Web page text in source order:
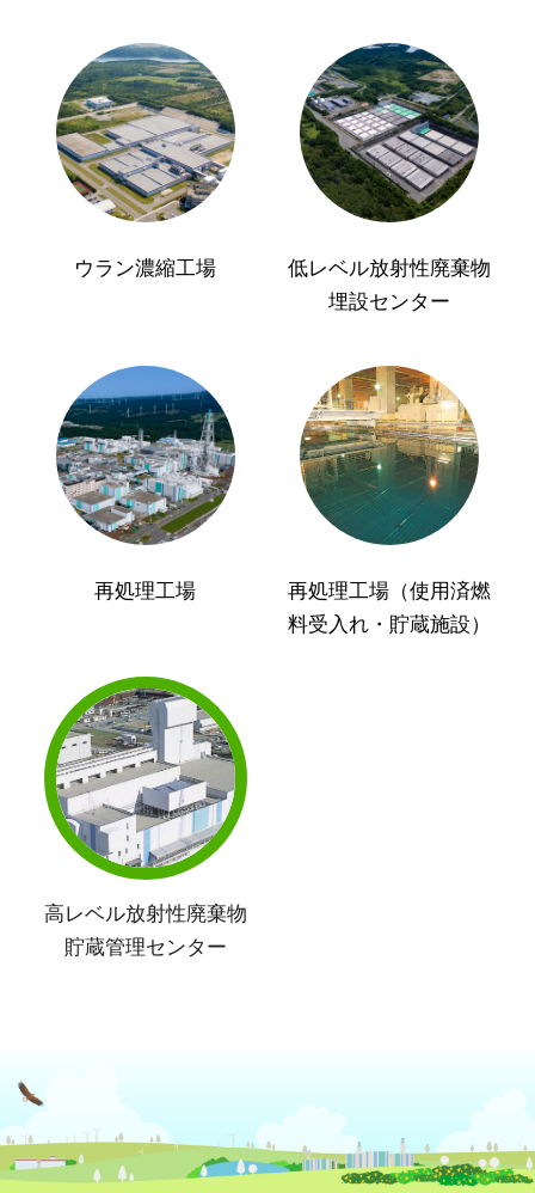
ウラン濃縮工場
低レベル放射性廃棄物
埋設センター
再処理工場
再処理工場（使用済燃
料受入れ・貯蔵施設）
高レベル放射性廃棄物
貯蔵管理センター